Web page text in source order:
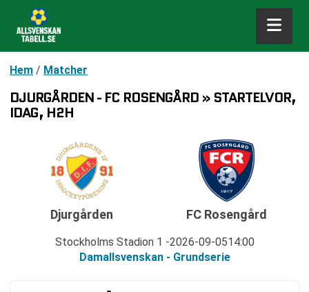
Hem / Matcher
DJURGÅRDEN - FC ROSENGÅRD » STARTELVOR,
IDAG, H2H
Djurgården
Stockholms Stadion 1 2026-09-0514:00
Damallsvenskan - Grundserie
FC Rosengård